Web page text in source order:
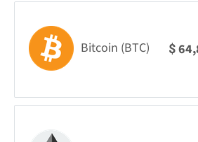
Bitcoin (BTC) $